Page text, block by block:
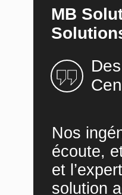
MB
Nos
écoute,
et
solution